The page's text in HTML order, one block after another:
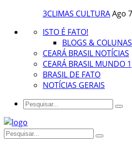
3CLIMAS CULTURAAgo
ISTO É FATO!
BLOGS & COLUNAS
CEARÁ BRASIL NOTÍCIAS
CEARÁ BRASIL MUNDO 1
BRASIL DE FATO
NOTÍCIAS GERAIS